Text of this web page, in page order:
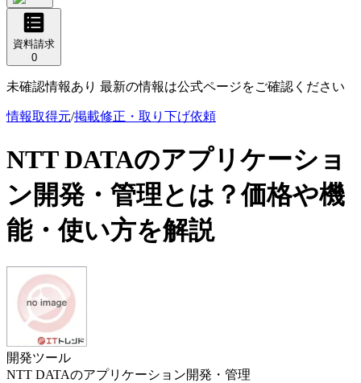
資料請求
0
未確認情報あり 最新の情報は公式ページをご確認ください
情報取得元/掲載修正・取り下げ依頼
NTT DATAのアプリケーショ
ン開発・管理とは？価格や機
能・使い方を解説
開発ツール
NTT DATAのアプリケーション開発・管理